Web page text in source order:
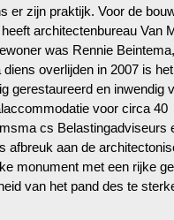
er zijn praktijk. Voor de
architectenbureau Van
was Rennie Beintema,
overlijden in 2007 is
gerestaureerd en inwendig
voor circa 40
cs Belastingadviseurs
afbreuk aan de
monument met een rijke
van het pand des te